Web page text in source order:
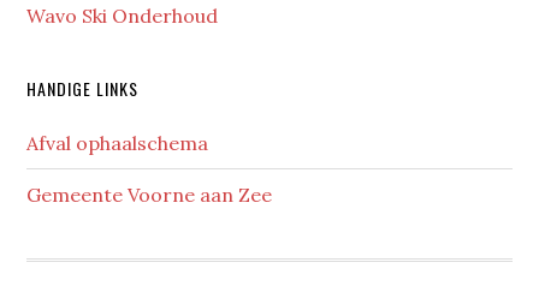
Wavo Ski Onderhoud
HANDIGE LINKS
Afval ophaalschema
Gemeente Voorne aan Zee